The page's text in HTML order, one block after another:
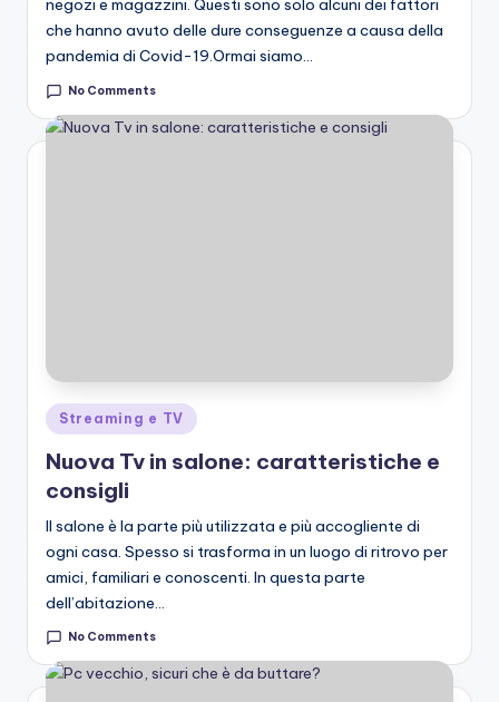
negozi e magazzini. Questi sono solo alcuni dei fattori
che hanno avuto delle dure conseguenze a causa della
pandemia di Covid-19.Ormai siamo…
No Comments
Posted
in
Streaming e TV
Nuova Tv in salone: caratteristiche e
consigli
Il salone è la parte più utilizzata e più accogliente di
ogni casa. Spesso si trasforma in un luogo di ritrovo per
amici, familiari e conoscenti. In questa parte
dell’abitazione…
No Comments